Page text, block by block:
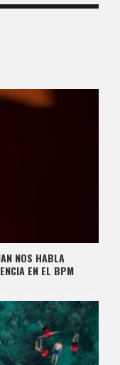
NOS HABLA
EN EL BPM